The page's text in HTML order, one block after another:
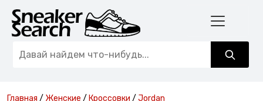
Главная / Женские / Кроссовки / Jordan